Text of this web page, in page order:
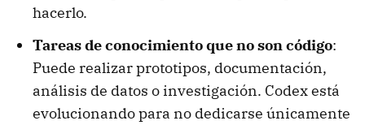
hacerlo.
Tareas de conocimiento que no son código:
Puede realizar prototipos, documentación,
análisis de datos o investigación. Codex está
evolucionando para no dedicarse únicamente